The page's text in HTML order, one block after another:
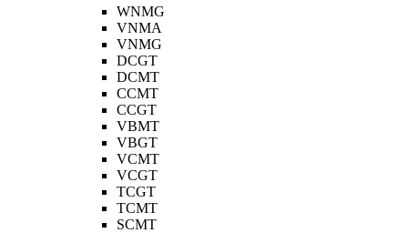
WNMG
VNMA
VNMG
DCGT
DCMT
CCMT
CCGT
VBMT
VBGT
VCMT
VCGT
TCGT
TCMT
SCMT